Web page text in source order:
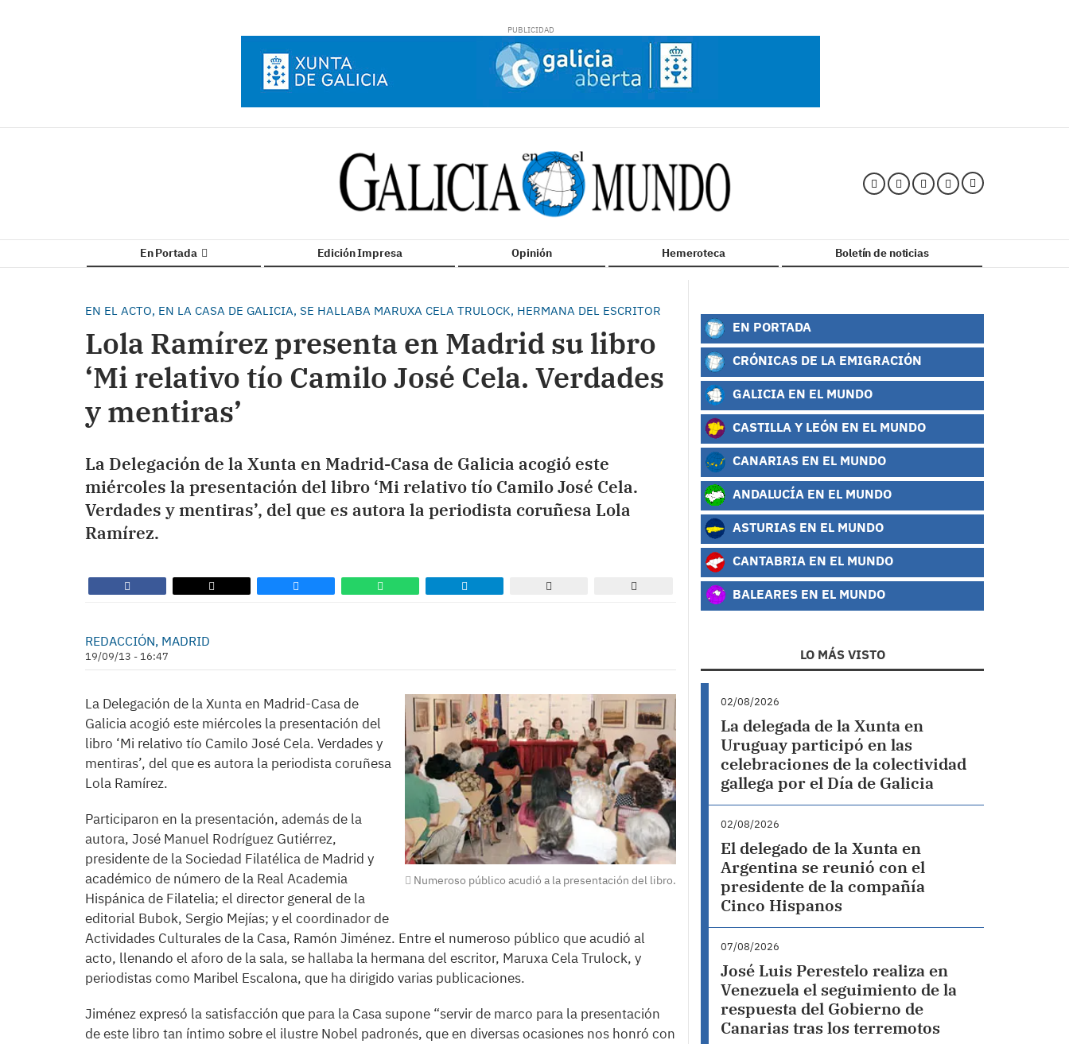
En Portada Edición Impresa Opinión Hemeroteca Boletín de noticias
EN EL ACTO, EN LA CASA DE GALICIA, SE HALLABA MARUXA CELA TRULOCK, HERMANA DEL ESCRITOR
Lola Ramírez presenta en Madrid su libro
‘Mi relativo tío Camilo José Cela. Verdades
y mentiras’
La Delegación de la Xunta en Madrid-Casa de Galicia acogió este
miércoles la presentación del libro ‘Mi relativo tío Camilo José Cela.
Verdades y mentiras’, del que es autora la periodista coruñesa Lola
Ramírez.
REDACCIÓN, MADRID
19/09/13 - 16:47
Numeroso público acudió a la presentación del libro.
La Delegación de la Xunta en Madrid-Casa de
Galicia acogió este miércoles la presentación del
libro ‘Mi relativo tío Camilo José Cela. Verdades y
mentiras’, del que es autora la periodista coruñesa
Lola Ramírez.
Participaron en la presentación, además de la
autora, José Manuel Rodríguez Gutiérrez,
presidente de la Sociedad Filatélica de Madrid y
académico de número de la Real Academia
Hispánica de Filatelia; el director general de la
editorial Bubok, Sergio Mejías; y el coordinador de
Actividades Culturales de la Casa, Ramón Jiménez. Entre el numeroso público que acudió al
acto, llenando el aforo de la sala, se hallaba la hermana del escritor, Maruxa Cela Trulock, y
periodistas como Maribel Escalona, que ha dirigido varias publicaciones.
Jiménez expresó la satisfacción que para la Casa supone “servir de marco para la presentación
de este libro tan íntimo sobre el ilustre Nobel padronés, que en diversas ocasiones nos honró con
EN PORTADA
CRÓNICAS DE LA EMIGRACIÓN
GALICIA EN EL MUNDO
CASTILLA Y LEÓN EN EL MUNDO
CANARIAS EN EL MUNDO
ANDALUCÍA EN EL MUNDO
ASTURIAS EN EL MUNDO
CANTABRIA EN EL MUNDO
BALEARES EN EL MUNDO
LO MÁS VISTO
02/08/2026
La delegada de la Xunta en
Uruguay participó en las
celebraciones de la colectividad
gallega por el Día de Galicia
02/08/2026
El delegado de la Xunta en
Argentina se reunió con el
presidente de la compañía
Cinco Hispanos
07/08/2026
José Luis Perestelo realiza en
Venezuela el seguimiento de la
respuesta del Gobierno de
Canarias tras los terremotos